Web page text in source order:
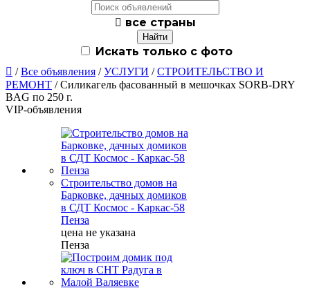
 все страны
Искать только с фото
 /Все объявления /УСЛУГИ /СТРОИТЕЛЬСТВО И
РЕМОНТ / Силикагель фасованный в мешочках SORB-DRY
BAG по 250 г.
VIP-объявления
Строительство домов на
Барковке, дачных домиков
в СДТ Космос - Каркас-58
Пенза
цена не указана
Пенза